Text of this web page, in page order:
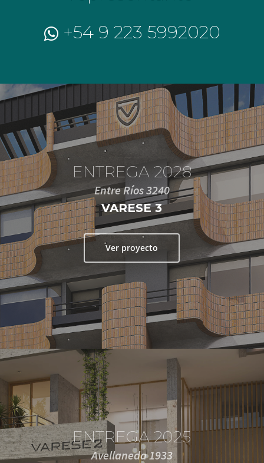
+54 9 223 5992020
ENTREGA 2028
Entre Ríos 3240
VARESE 3
Ver proyecto
ENTREGA 2025
Avellaneda 1933